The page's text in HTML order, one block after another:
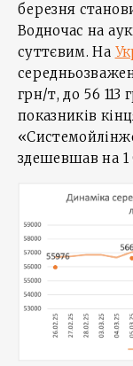
березня
Водночас на
суттєвим. На
грн/т, до 56 113
показників
здешевшав на 1